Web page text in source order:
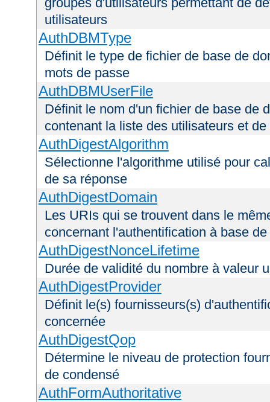
utilisateurs
AuthDBMType
Définit le type de fichier de base de
mots de passe
AuthDBMUserFile
Définit le nom d'un fichier de base de
contenant la liste des utilisateurs et
AuthDigestAlgorithm
Sélectionne l'algorithme utilisé pour
de sa réponse
AuthDigestDomain
Les URIs qui se trouvent dans le
concernant l'authentification à base
AuthDigestNonceLifetime
Durée de validité du nombre à valeur
AuthDigestProvider
Définit le(s) fournisseurs(s)
concernée
AuthDigestQop
Détermine le niveau de protection
de condensé
AuthFormAuthoritative